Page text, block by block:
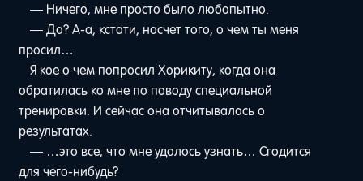
— Ничего, мне просто было любопытно.
— Да? А-а, кстати, насчет того, о чем ты меня
просил…
Я кое о чем попросил Хорикиту, когда она
обратилась ко мне по поводу специальной
тренировки. И сейчас она отчитывалась о
результатах.
— …это все, что мне удалось узнать… Сгодится
для чего-нибудь?